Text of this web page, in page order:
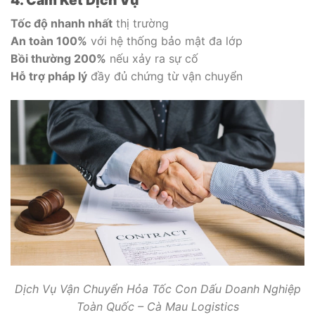
Tốc độ nhanh nhất thị trường
An toàn 100% với hệ thống bảo mật đa lớp
Bồi thường 200% nếu xảy ra sự cố
Hỗ trợ pháp lý đầy đủ chứng từ vận chuyển
Dịch Vụ Vận Chuyển Hỏa Tốc Con Dấu Doanh Nghiệp
Toàn Quốc – Cà Mau Logistics